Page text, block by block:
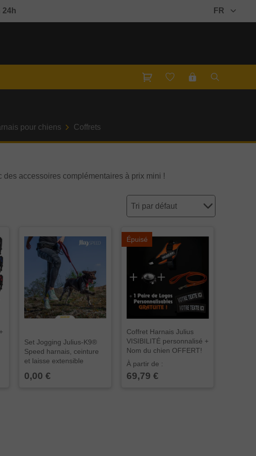
24h FR
pour chiens Coffrets
accessoires complémentaires à prix mini !
Set Jogging Julius-K9®
Speed harnais, ceinture
et laisse extensible
0,00 €
Épuisé
Coffret Harnais Julius
VISIBILITÉ personnalisé +
Nom du chien OFFERT!
À partir de :
69,79 €